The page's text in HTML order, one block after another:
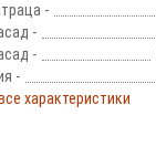
-
-
-
-
характеристики